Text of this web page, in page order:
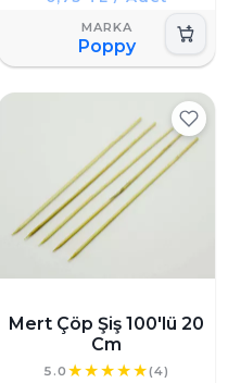
Poppy
Mert Çöp Şiş 100'lü 20
Cm
5.0 (4)